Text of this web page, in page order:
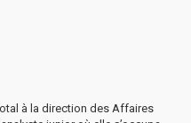
à la direction des Affaires